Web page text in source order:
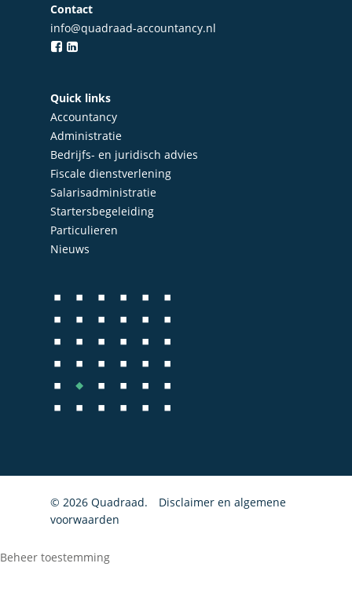
Contact
info@quadraad-accountancy.nl
Quick links
Accountancy
Administratie
Bedrijfs- en juridisch advies
Fiscale dienstverlening
Salarisadministratie
Startersbegeleiding
Particulieren
Nieuws
© 2026 Quadraad.
Disclaimer en algemene
voorwaarden
Over Quadraad
Beheer toestemming